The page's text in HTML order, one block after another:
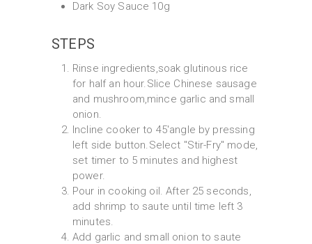
Dark Soy Sauce 10g
STEPS
Rinse ingredients,soak glutinous rice
for half an hour.Slice Chinese sausage
and mushroom,mince garlic and small
onion.
Incline cooker to 45'angle by pressing
left side button.Select "Stir-Fry" mode,
set timer to 5 minutes and highest
power.
Pour in cooking oil. After 25 seconds,
add shrimp to saute until time left 3
minutes.
Add garlic and small onion to saute